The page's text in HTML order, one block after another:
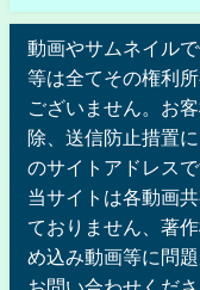
動画やサムネイル
等は全てその権利
ございません。お
除、送信防止措置
のサイトアドレス
当サイトは各動画
ておりません、著
め込み動画等に問